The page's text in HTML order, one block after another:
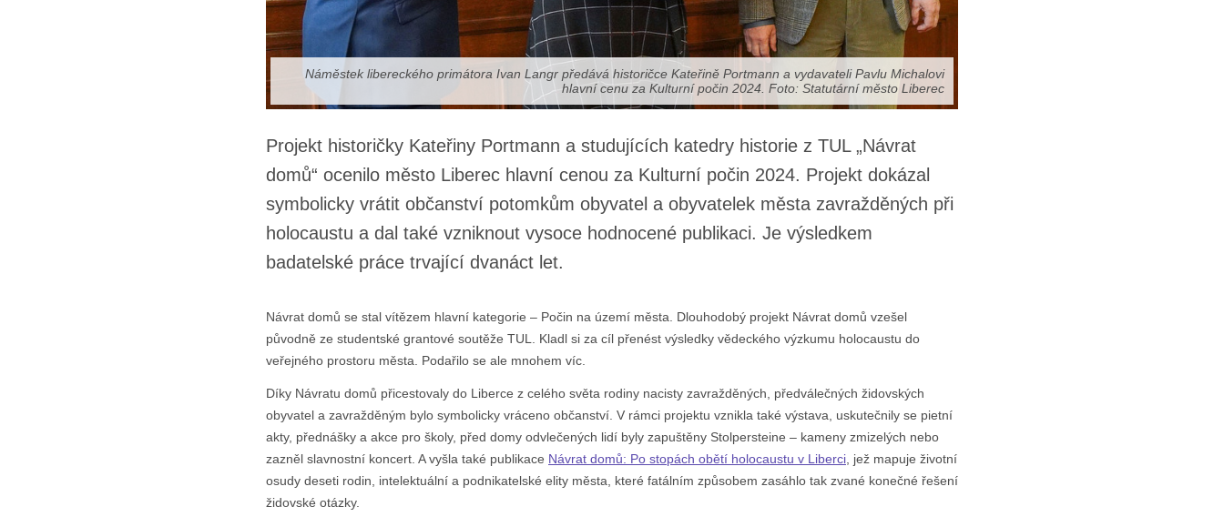
Náměstek libereckého primátora Ivan Langr předává historičce Kateřině Portmann a vydavateli Pavlu Michalovi
hlavní cenu za Kulturní počin 2024. Foto: Statutární město Liberec
Projekt historičky Kateřiny Portmann a studujících katedry historie z TUL „Návrat
domů“ ocenilo město Liberec hlavní cenou za Kulturní počin 2024. Projekt dokázal
symbolicky vrátit občanství potomkům obyvatel a obyvatelek města zavražděných při
holocaustu a dal také vzniknout vysoce hodnocené publikaci. Je výsledkem
badatelské práce trvající dvanáct let.
Návrat domů se stal vítězem hlavní kategorie – Počin na území města. Dlouhodobý projekt Návrat domů vzešel
původně ze studentské grantové soutěže TUL. Kladl si za cíl přenést výsledky vědeckého výzkumu holocaustu do
veřejného prostoru města. Podařilo se ale mnohem víc.
Díky Návratu domů přicestovaly do Liberce z celého světa rodiny nacisty zavražděných, předválečných židovských
obyvatel a zavražděným bylo symbolicky vráceno občanství. V rámci projektu vznikla také výstava, uskutečnily se pietní
akty, přednášky a akce pro školy, před domy odvlečených lidí byly zapuštěny Stolpersteine – kameny zmizelých nebo
zazněl slavnostní koncert. A vyšla také publikace Návrat domů: Po stopách obětí holocaustu v Liberci , jež mapuje životní
osudy deseti rodin, intelektuální a podnikatelské elity města, které fatálním způsobem zasáhlo tak zvané konečné řešení
židovské otázky.